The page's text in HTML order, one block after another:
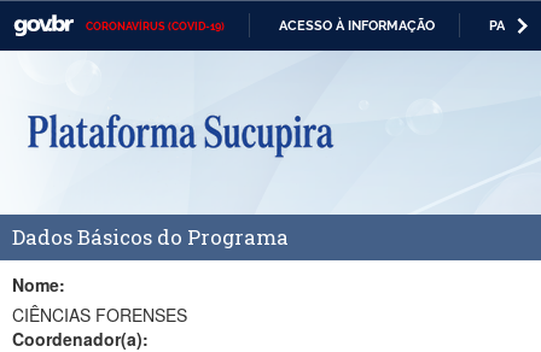
CORONAVÍRUS (COVID-19) ACESSO À INFORMAÇÃO
Casa Civil
Ministério da Defesa
Ministério da Economia
Ministério da Infraestrutura
Dados Básicos do Programa
Nome:
CIÊNCIAS FORENSES
Coordenador(a):